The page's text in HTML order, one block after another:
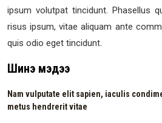
ipsum volutpat tincidunt. Phasellus
risus ipsum, vitae aliquam ante
quis odio eget tincidunt.
Шинэ мэдээ
Nam vulputate elit sapien, iaculis
metus hendrerit vitae